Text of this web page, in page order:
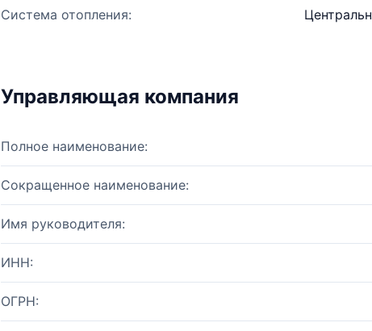
Система отопления:
Управляющая компания
Полное наименование:
Сокращенное наименование:
Имя руководителя:
ИНН:
ОГРН: